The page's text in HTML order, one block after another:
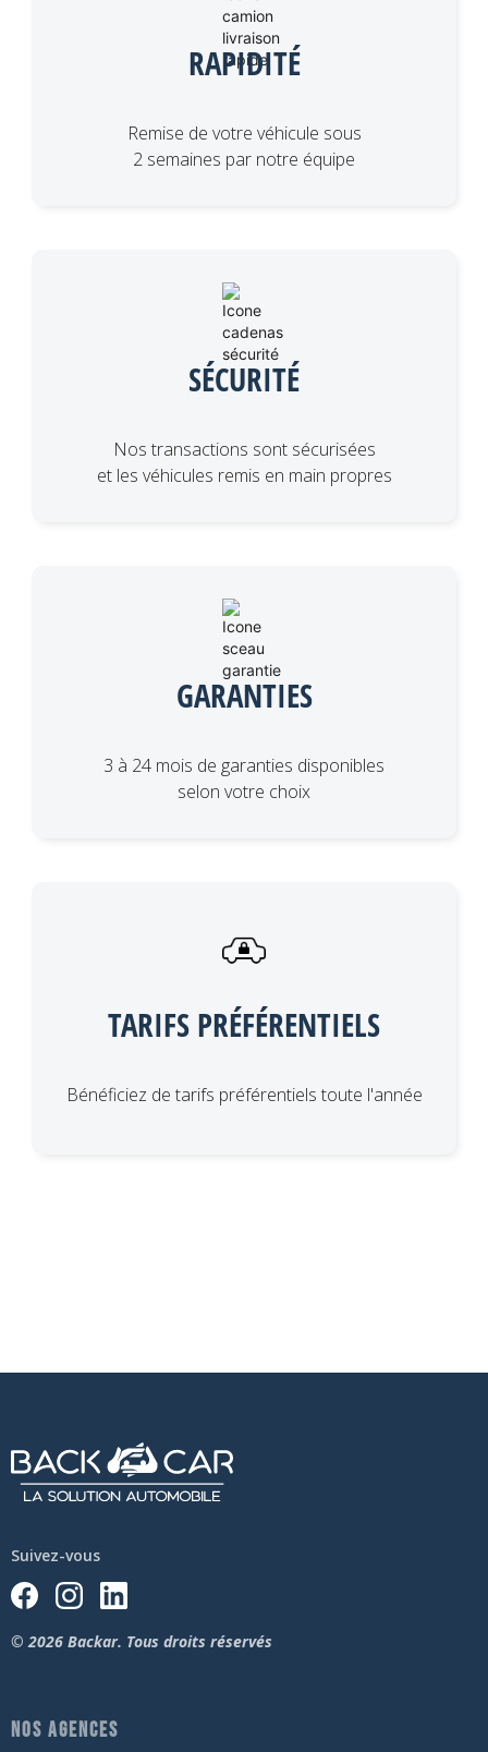
RAPIDITÉ
Remise de votre véhicule sous
2 semaines par notre équipe
SÉCURITÉ
Nos transactions sont sécurisées
et les véhicules remis en main propres
GARANTIES
3 à 24 mois de garanties disponibles
selon votre choix
TARIFS PRÉFÉRENTIELS
Bénéficiez de tarifs préférentiels toute l'année
Suivez-vous
© 2026 Backar. Tous droits réservés
NOS AGENCES